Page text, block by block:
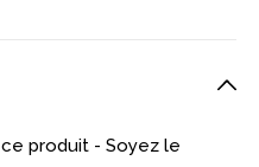
produit - Soyez le